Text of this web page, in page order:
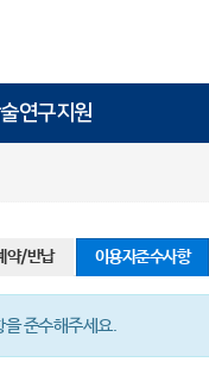
연구지원
약/반납 이용자준수사항
을 준수해주세요.